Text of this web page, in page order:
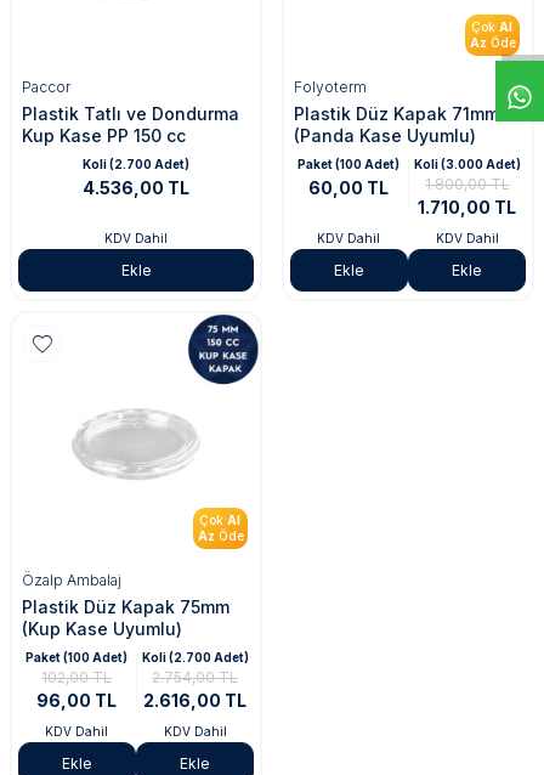
Paccor
Plastik Tatlı ve Dondurma
Kup Kase PP 150 cc
Koli (2.700 Adet)
4.536,00 TL
KDV Dahil
Ekle
Çok Al
Az Öde
Folyoterm
Plastik Düz Kapak 71mm
(Panda Kase Uyumlu)
Paket (100 Adet)
60,00 TL
KDV Dahil
Ekle
Koli (3.000 Adet)
1.800,00 TL
1.710,00 TL
KDV Dahil
Ekle
Çok Al
Az Öde
Özalp Ambalaj
Plastik Düz Kapak 75mm
(Kup Kase Uyumlu)
Paket (100 Adet)
102,00 TL
96,00 TL
KDV Dahil
Ekle
Koli (2.700 Adet)
2.754,00 TL
2.616,00 TL
KDV Dahil
Ekle